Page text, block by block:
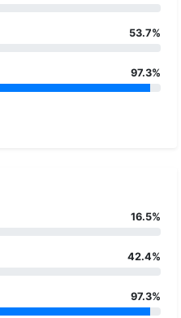
53.7%
97.3%
16.5%
42.4%
97.3%